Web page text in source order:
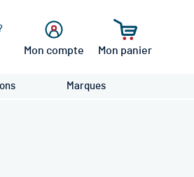
Mon compte
connecter
Mon panier
Marques